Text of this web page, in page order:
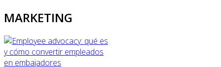
MARKETING